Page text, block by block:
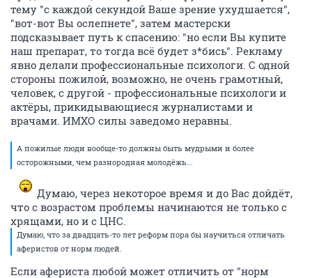
тему "с каждой секундой Ваше зрение ухудшается",
"вот-вот Вы ослепнете", затем мастерски
подсказывает путь к спасению: "но если Вы купите
наш препарат, то тогда всё будет з*бись". Рекламу
явно делали профессиональные психологи. С одной
стороны пожилой, возможно, не очень грамотный,
человек, с другой - профессиональные психологи и
актёры, прикидывающиеся журналистами и
врачами. ИМХО силы заведомо неравны.
А пожилые люди вообще-то должны быть мудрыми и более
осторожными, чем разнородная молодёжь...
Думаю, через некоторое время и до Вас дойдёт,
что с возрастом проблемы начинаются не только с
хрящами, но и с ЦНС.
Думаю, что за двадцать-то лет реформ пора бы научиться отличать
аферистов от норм людей.
Если афериста любой может отличить от "норм